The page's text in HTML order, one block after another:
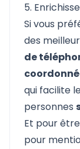
5.
Si vous
des
de
qui facilite
personnes
Et pour
pour